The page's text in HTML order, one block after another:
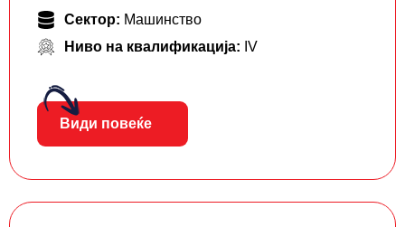
Сектор: Машинство
Ниво на квалификација: IV
Види повеќе